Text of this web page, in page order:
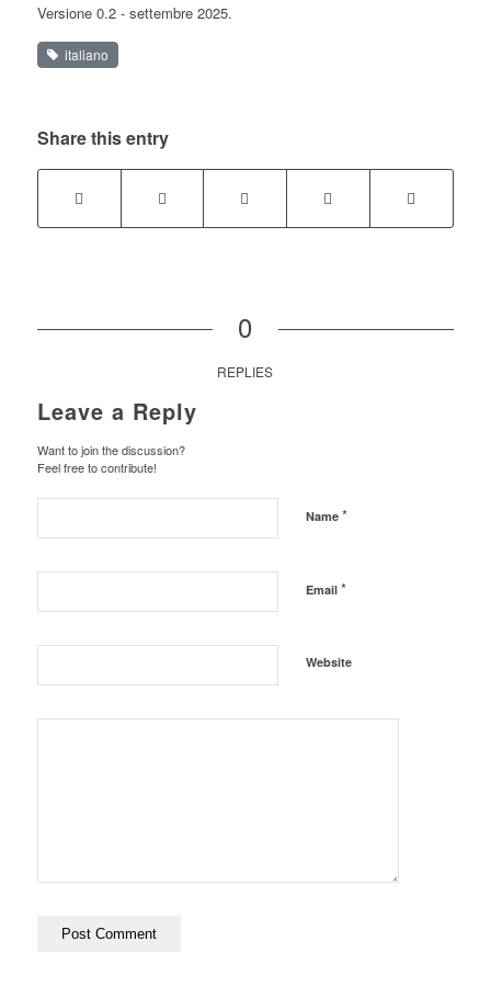
Versione 0.2 - settembre 2025.
italiano
Share this entry
0
REPLIES
Leave a Reply
Want to join the discussion?
Feel free to contribute!
Name *
Email *
Website